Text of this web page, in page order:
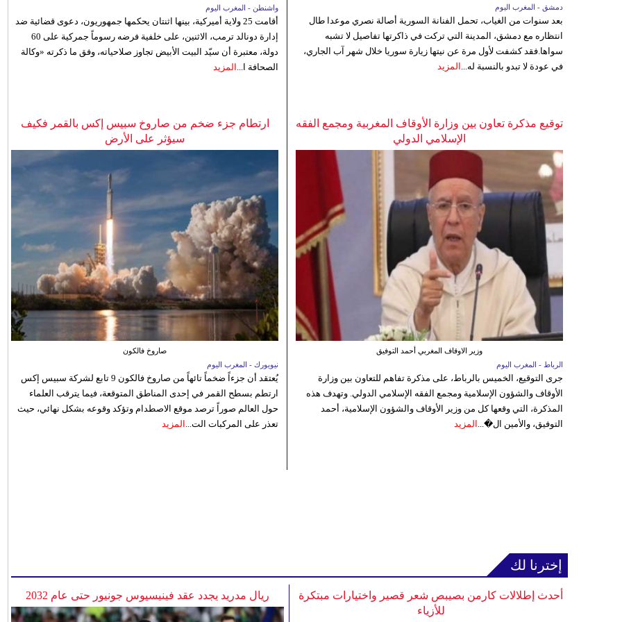
واشنطن - المغرب اليوم
أقامت 25 ولاية أميركية، بينها اثنتان يحكمها جمهوريون، دعوى قضائية ضد
إدارة دونالد ترمب، الاثنين، على خلفية فرضه رسوماً جمركية على 60
دولة، معتبرة أن سيّد البيت الأبيض تجاوز صلاحياته، وفق ما ذكرته «وكالة
الصحافة ا... المزيد
دمشق - المغرب اليوم
بعد سنوات من الغياب، تحمل الفنانة السورية أصالة نصري موعدا طال
انتظاره مع دمشق، المدينة التي تركت في ذاكرتها تفاصيل لا تشبه
سواها.فقد كشفت لأول مرة عن نيتها زيارة سوريا خلال شهر آب الجاري،
في عودة لا تبدو بالنسبة له... المزيد
ارتطام جزء ضخم من صاروخ سبيس إكس بالقمر فكيف
سيؤثر على الأرض
صاروخ فالكون
نيويورك - المغرب اليوم
يُعتقد أن جزءاً ضخماً تائهاً من صاروخ فالكون 9 تابع لشركة سبيس إكس
ارتطم بسطح القمر في إحدى المناطق المتوقعة، فيما يترقب العلماء
حول العالم صوراً ترصد موقع الاصطدام وتؤكد وقوعه بشكل نهائي، حيث
تعذر على المركبات الت... المزيد
توقيع مذكرة تعاون بين وزارة الأوقاف المغربية ومجمع الفقه
الإسلامي الدولي
وزير الاوقاف المغربي أحمد التوفيق
الرباط - المغرب اليوم
جرى التوقيع، الخميس بالرباط، على مذكرة تفاهم للتعاون بين وزارة
الأوقاف والشؤون الإسلامية ومجمع الفقه الإسلامي الدولي. وتهدف هذه
المذكرة، التي وقعها كل من وزير الأوقاف والشؤون الإسلامية، أحمد
التوفيق، والأمين ال�... المزيد
إخترنا لك
ريال مدريد يجدد عقد فينيسيوس جونيور حتى عام 2032
أحدث إطلالات كارمن بصيبص شعر قصير واختيارات مبتكرة
للأزياء